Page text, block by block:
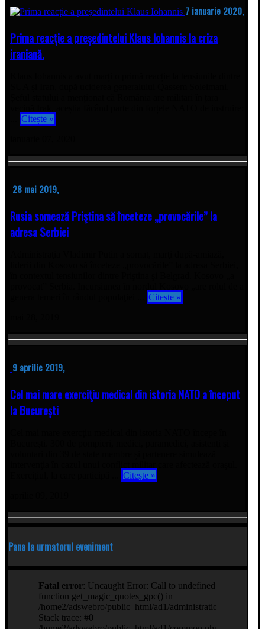
7 ianuarie 2020,
Prima reacție a președintelui Klaus Iohannis la criza
iraniană.
Citește »
28 mai 2019,
Rusia somează Priştina să înceteze „provocările” la
adresa Serbiei
Citește »
9 aprilie 2019,
Cel mai mare exerciţiu medical din istoria NATO a început
la București
Citește »
Pana la urmatorul eveniment